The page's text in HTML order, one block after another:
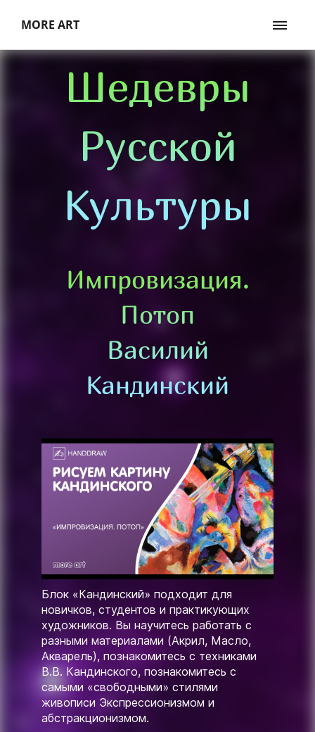
MORE ART
Шедевры
Русской
Культуры
Импровизация.
Потоп
Василий
Кандинский
Блок «Кандинский» подходит для
новичков, студентов и практикующих
художников. Вы научитесь работать с
разными материалами (Акрил, Масло,
Акварель), познакомитесь с техниками
В.В. Кандинского, познакомитесь с
самыми «свободными» стилями
живописи Экспрессионизмом и
абстракционизмом.